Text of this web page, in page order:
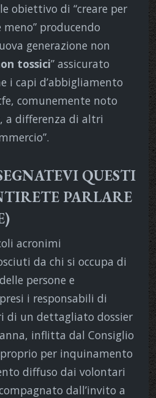
obiettivo di “creare per
producendo
generazione non
tossici” assicurato
i capi d’abbigliamento
comunemente noto
a differenza di altri
QUESTI
PARLARE
acronimi
da chi si occupa di
persone e
i responsabili di
di un dettagliato dossier
inflitta dal Consiglio
per inquinamento
diffuso dai volontari
dall’invito a